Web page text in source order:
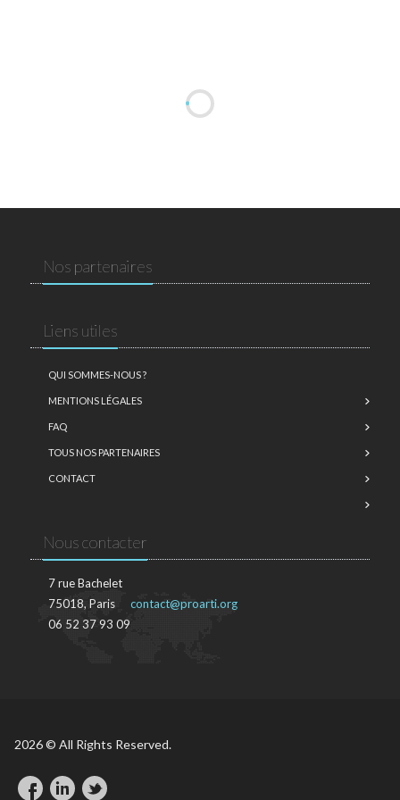
Nos partenaires
Liens utiles
QUI SOMMES-NOUS ?
MENTIONS LÉGALES
FAQ
TOUS NOS PARTENAIRES
CONTACT
Nous contacter
7 rue Bachelet
75018, Paris
06 52 37 93 09
contact@proarti.org
2026 © All Rights Reserved.